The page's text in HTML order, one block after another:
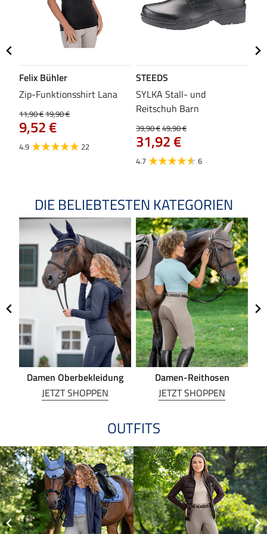
Felix Bühler
Zip-Funktionsshirt Lana
11,90 €19,90 €
9,52 €
4.9 22
STEEDS
SYLKA Stall- und
Reitschuh Barn
39,90 €49,90 €
31,92 €
4.7 6
DIE BELIEBTESTEN KATEGORIEN
Damen Oberbekleidung
JETZT SHOPPEN
Damen-Reithosen
JETZT SHOPPEN
OUTFITS